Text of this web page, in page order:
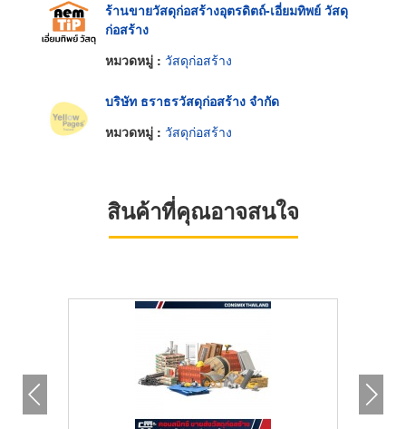
ร้านขายวัสดุก่อสร้างอุตรดิตถ์-เอี่ยมทิพย์ วัสดุ
ก่อสร้าง
หมวดหมู่ : วัสดุก่อสร้าง
บริษัท ธราธรวัสดุก่อสร้าง จำกัด
หมวดหมู่ : วัสดุก่อสร้าง
สินค้าที่คุณอาจสนใจ